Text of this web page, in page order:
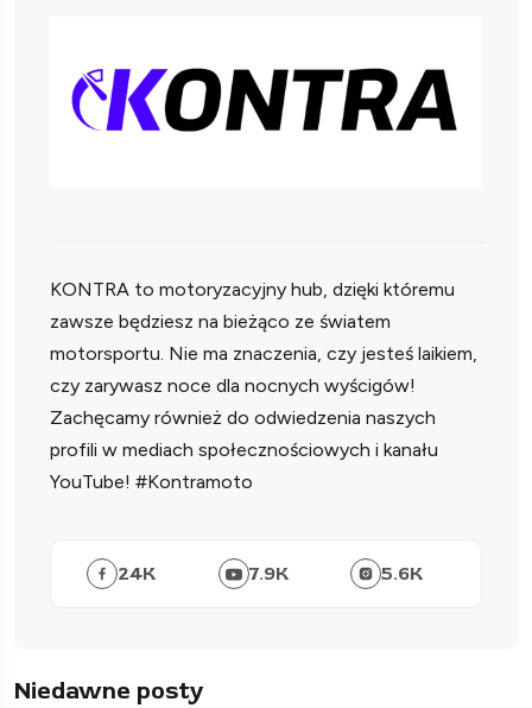
KONTRA to motoryzacyjny hub, dzięki któremu
zawsze będziesz na bieżąco ze światem
motorsportu. Nie ma znaczenia, czy jesteś laikiem,
czy zarywasz noce dla nocnych wyścigów!
Zachęcamy również do odwiedzenia naszych
profili w mediach społecznościowych i kanału
YouTube! #Kontramoto
24K 7.9K 5.6K
Niedawne posty